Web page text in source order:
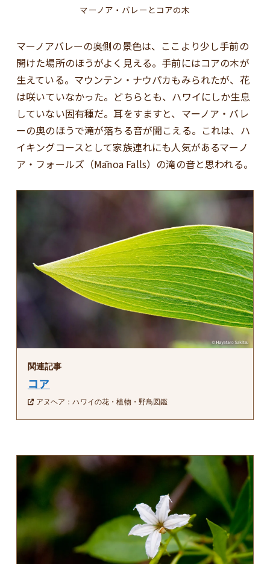
マーノア・バレーとコアの木
マーノアバレーの奥側の景色は、ここより少し手前の
開けた場所のほうがよく見える。手前にはコアの木が
生えている。マウンテン・ナウパカもみられたが、花
は咲いていなかった。どちらとも、ハワイにしか生息
していない固有種だ。耳をすますと、マーノア・バレ
ーの奥のほうで滝が落ちる音が聞こえる。これは、ハ
イキングコースとして家族連れにも人気があるマーノ
ア・フォールズ（Mānoa Falls）の滝の音と思われる。
関連記事
コア
アヌヘア：ハワイの花・植物・野鳥図鑑